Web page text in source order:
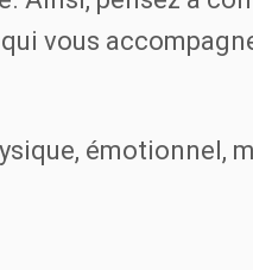
vous
émotionnel,